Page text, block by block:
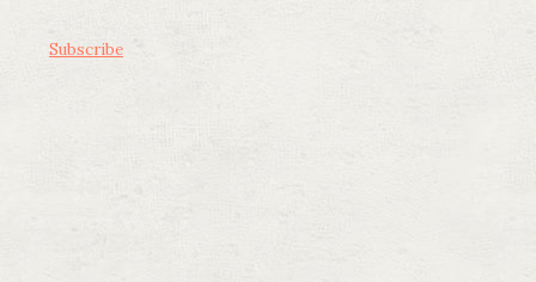
Subscribe